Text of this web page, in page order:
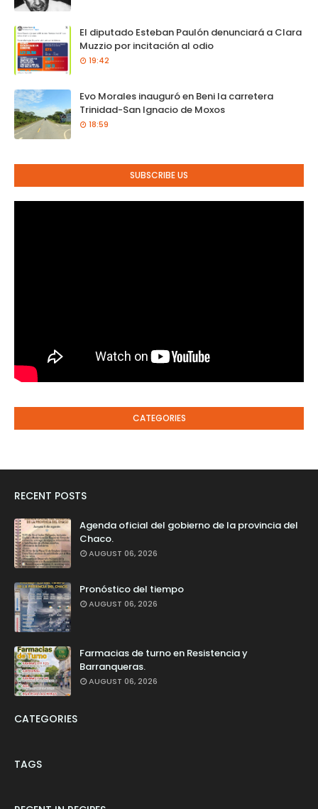
El diputado Esteban Paulón denunciará a Clara
Muzzio por incitación al odio
19:42
Evo Morales inauguró en Beni la carretera
Trinidad-San Ignacio de Moxos
18:59
SUBSCRIBE US
CATEGORIES
RECENT POSTS
Agenda oficial del gobierno de la provincia del
Chaco.
AUGUST 06, 2026
Pronóstico del tiempo
AUGUST 06, 2026
Farmacias de turno en Resistencia y
Barranqueras.
AUGUST 06, 2026
CATEGORIES
TAGS